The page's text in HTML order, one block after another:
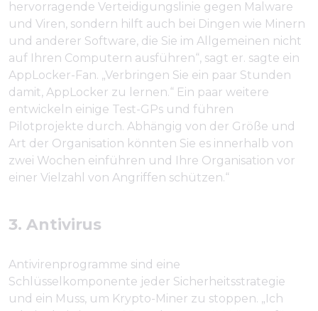
hervorragende Verteidigungslinie gegen Malware
und Viren, sondern hilft auch bei Dingen wie Minern
und anderer Software, die Sie im Allgemeinen nicht
auf Ihren Computern ausführen“, sagt er. sagte ein
AppLocker-Fan. „Verbringen Sie ein paar Stunden
damit, AppLocker zu lernen.“ Ein paar weitere
entwickeln einige Test-GPs und führen
Pilotprojekte durch. Abhängig von der Größe und
Art der Organisation könnten Sie es innerhalb von
zwei Wochen einführen und Ihre Organisation vor
einer Vielzahl von Angriffen schützen.“
3. Antivirus
Antivirenprogramme sind eine
Schlüsselkomponente jeder Sicherheitsstrategie
und ein Muss, um Krypto-Miner zu stoppen. „Ich